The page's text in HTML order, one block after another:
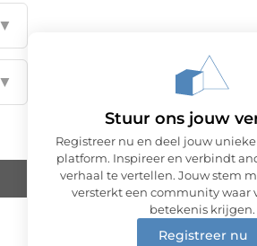
▼
▼
Stuur ons jouw
Registreer nu en deel jouw
platform. Inspireer en verbindt
verhaal te vertellen. Jouw stem
versterkt een community waar
betekenis krijgen.
Registreer nu